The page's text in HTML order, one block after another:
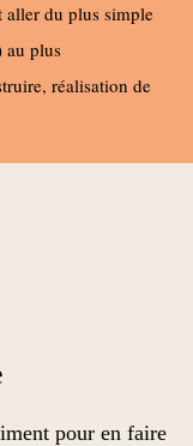
aller du plus simple
au plus
réalisation de
pour en faire